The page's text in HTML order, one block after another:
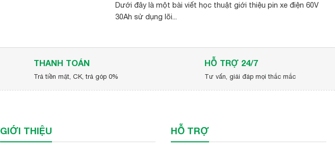
Dưới đây là một bài viết học thuật giới thiệu pin xe điện 60V
30Ah sử dụng lõi...
THANH TOÁN
Trả tiền mặt, CK, trả góp 0%
HỖ TRỢ 24/7
Tư vấn, giải đáp mọi thắc mắc
GIỚI THIỆU HỖ TRỢ